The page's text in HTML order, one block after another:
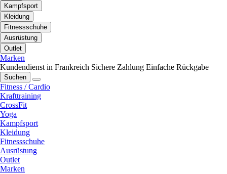
Kampfsport
Kleidung
Fitnessschuhe
Ausrüstung
Outlet
Marken
Kundendienst in Frankreich Sichere Zahlung Einfache Rückgabe
Suchen
Fitness / Cardio
Krafttraining
CrossFit
Yoga
Kampfsport
Kleidung
Fitnessschuhe
Ausrüstung
Outlet
Marken